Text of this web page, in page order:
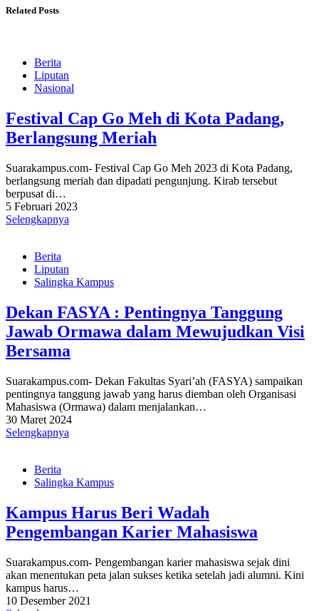
Related Posts
Berita
Liputan
Nasional
Festival Cap Go Meh di Kota Padang,
Berlangsung Meriah
Suarakampus.com- Festival Cap Go Meh 2023 di Kota Padang,
berlangsung meriah dan dipadati pengunjung. Kirab tersebut
berpusat di…
5 Februari 2023
Selengkapnya
Berita
Liputan
Salingka Kampus
Dekan FASYA : Pentingnya Tanggung
Jawab Ormawa dalam Mewujudkan Visi
Bersama
Suarakampus.com- Dekan Fakultas Syari’ah (FASYA) sampaikan
pentingnya tanggung jawab yang harus diemban oleh Organisasi
Mahasiswa (Ormawa) dalam menjalankan…
30 Maret 2024
Selengkapnya
Berita
Salingka Kampus
Kampus Harus Beri Wadah
Pengembangan Karier Mahasiswa
Suarakampus.com- Pengembangan karier mahasiswa sejak dini
akan menentukan peta jalan sukses ketika setelah jadi alumni. Kini
kampus harus…
10 Desember 2021